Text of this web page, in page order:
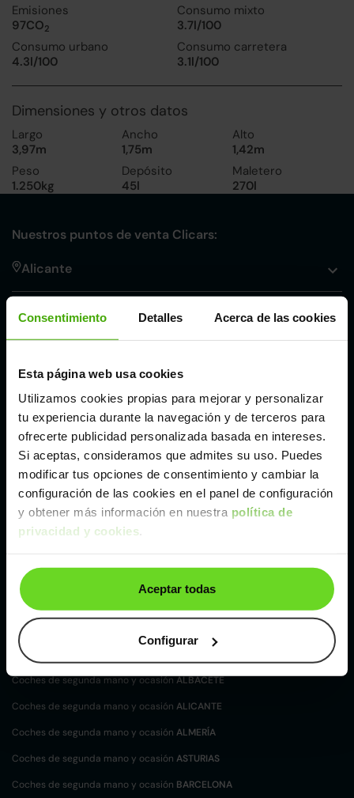
Consentimiento Detalles Acerca de las cookies
Esta página web usa cookies
Utilizamos cookies propias para mejorar y personalizar
tu experiencia durante la navegación y de terceros para
ofrecerte publicidad personalizada basada en intereses.
Si aceptas, consideramos que admites su uso. Puedes
modificar tus opciones de consentimiento y cambiar la
configuración de las cookies en el panel de configuración
y obtener más información en nuestra política de
privacidad y cookies.
Aceptar todas
Configurar
Emisiones
97CO2
Consumo mixto
3.7l/100
Consumo urbano
4.3l/100
Consumo carretera
3.1l/100
Dimensiones y otros datos
Largo
3,97m
Ancho
1,75m
Alto
1,42m
Peso
1.250kg
Depósito
45l
Maletero
270l
Nuestros puntos de venta Clicars:
Alicante
Córdoba
Madrid
Málaga
Valencia
Zaragoza
Ver Audi A1 de segunda mano y ocasión
Audi A1 de segunda mano y ocasión
Coches de segunda mano y ocasión por
localización
Coches de segunda mano y ocasiónALBACETE
Coches de segunda mano y ocasión ALICANTE
Coches de segunda mano y ocasión ALMERÍA
Coches de segunda mano y ocasión ASTURIAS
Coches de segunda mano y ocasión BARCELONA